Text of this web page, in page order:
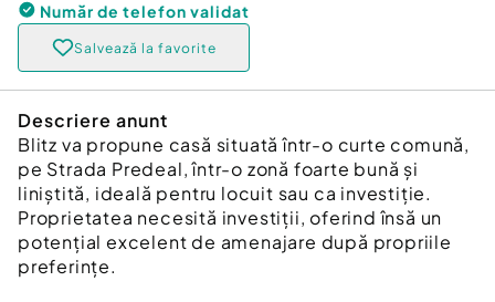
Număr de telefon validat
Salvează la favorite
Descriere anunt
Blitz va propune casă situată într-o curte comună,
pe Strada Predeal, într-o zonă foarte bună și
liniștită, ideală pentru locuit sau ca investiție.
Proprietatea necesită investiții, oferind însă un
potențial excelent de amenajare după propriile
preferințe.